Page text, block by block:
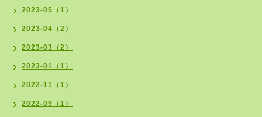
2023-05（1）
2023-04（2）
2023-03（2）
2023-01（1）
2022-11（1）
2022-09（1）